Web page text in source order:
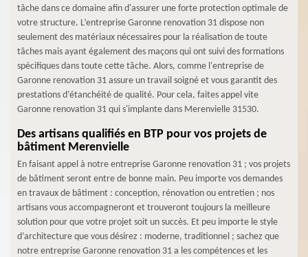
tâche dans ce domaine afin d'assurer une forte protection optimale de
votre structure. L’entreprise Garonne renovation 31 dispose non
seulement des matériaux nécessaires pour la réalisation de toute
tâches mais ayant également des maçons qui ont suivi des formations
spécifiques dans toute cette tâche. Alors, comme l'entreprise de
Garonne renovation 31 assure un travail soigné et vous garantit des
prestations d’étanchéité de qualité. Pour cela, faites appel vite
Garonne renovation 31 qui s'implante dans Merenvielle 31530.
Des artisans qualifiés en BTP pour vos projets de
bâtiment Merenvielle
En faisant appel à notre entreprise Garonne renovation 31 ; vos projets
de bâtiment seront entre de bonne main. Peu importe vos demandes
en travaux de bâtiment : conception, rénovation ou entretien ; nos
artisans vous accompagneront et trouveront toujours la meilleure
solution pour que votre projet soit un succès. Et peu importe le style
d’architecture que vous désirez : moderne, traditionnel ; sachez que
notre entreprise Garonne renovation 31 a les compétences et les